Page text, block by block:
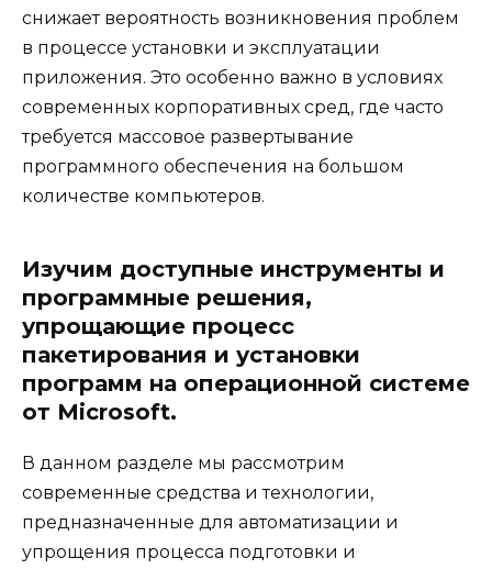
снижает вероятность возникновения проблем
в процессе установки и эксплуатации
приложения. Это особенно важно в условиях
современных корпоративных сред, где часто
требуется массовое развертывание
программного обеспечения на большом
количестве компьютеров.
Изучим доступные инструменты и
программные решения,
упрощающие процесс
пакетирования и установки
программ на операционной системе
от Microsoft.
В данном разделе мы рассмотрим
современные средства и технологии,
предназначенные для автоматизации и
упрощения процесса подготовки и